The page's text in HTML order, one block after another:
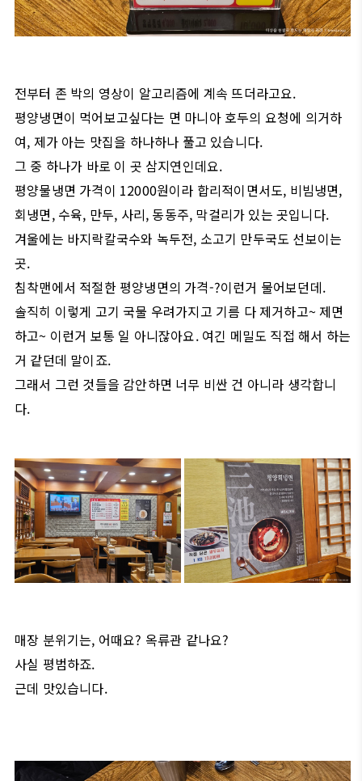
전부터 존 박의 영상이 알고리즘에 계속 뜨더라고요.
평양냉면이 먹어보고싶다는 면 마니아 호두의 요청에 의거하
여, 제가 아는 맛집을 하나하나 풀고 있습니다.
그 중 하나가 바로 이 곳 삼지연인데요.
평양물냉면 가격이 12000원이라 합리적이면서도, 비빔냉면,
회냉면, 수육, 만두, 사리, 동동주, 막걸리가 있는 곳입니다.
겨울에는 바지락칼국수와 녹두전, 소고기 만두국도 선보이는
곳.
침착맨에서 적절한 평양냉면의 가격-?이런거 물어보던데.
솔직히 이렇게 고기 국물 우려가지고 기름 다 제거하고~ 제면
하고~ 이런거 보통 일 아니잖아요. 여긴 메밀도 직접 해서 하는
거 같던데 말이죠.
그래서 그런 것들을 감안하면 너무 비싼 건 아니라 생각합니
다.
매장 분위기는, 어때요? 옥류관 같나요?
사실 평범하죠.
근데 맛있습니다.